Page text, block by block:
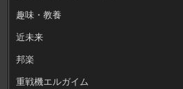
趣味・教養
近未来
邦楽
重戦機エルガイム